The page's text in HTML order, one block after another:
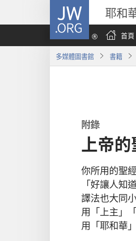
JW.ORG 耶和
首頁
多媒體圖書館 書籍
附錄
上帝
你所用的聖
「好讓人知
譯法也大同
用 「上主 」
用 「耶和華」